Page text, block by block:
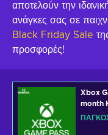
αποτελούν την
ανάγκες σας σε
Black Friday Sale
προσφορές!
Xbox
month